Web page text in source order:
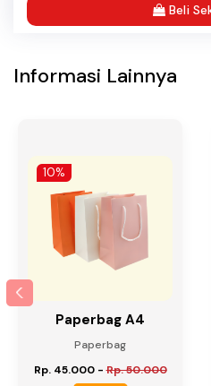
Beli
Informasi Lainnya
10%
Paperbag A4
Paperbag
Rp. 45.000-Rp. 50.000